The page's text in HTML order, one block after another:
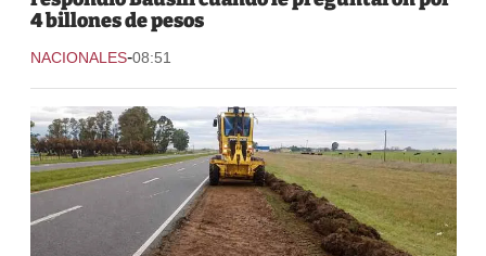
4 billones de pesos
NACIONALES-08:51